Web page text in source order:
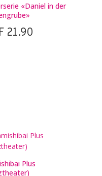
«Daniel in der
21.90
Plus